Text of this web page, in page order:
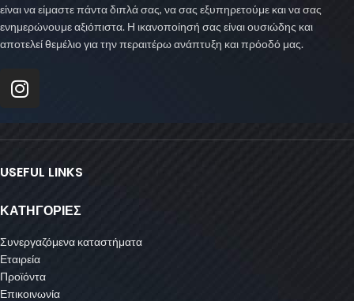
είναι να είμαστε πάντα διπλά σας, να σας εξυπηρετούμε και να σας
ενημερώνουμε αξιόπιστα. Η ικανοποίησή σας είναι ουσιώδης και
αποτελεί θεμέλιο για την περαιτέρω ανάπτυξη και πρόοδό μας.
USEFUL LINKS
ΚΑΤΗΓΟΡΙΕΣ
Συνεργαζόμενα καταστήματα
Εταιρεία
Προϊόντα
Επικοινωνία